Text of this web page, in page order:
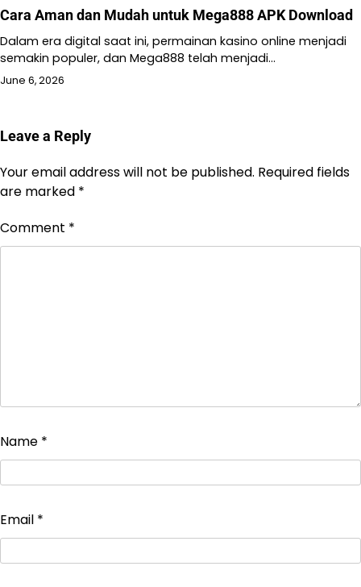
Cara Aman dan Mudah untuk Mega888 APK Download
Dalam era digital saat ini, permainan kasino online menjadi
semakin populer, dan Mega888 telah menjadi…
June 6, 2026
Leave a Reply
Your email address will not be published. Required fields
are marked *
Comment *
Name *
Email *